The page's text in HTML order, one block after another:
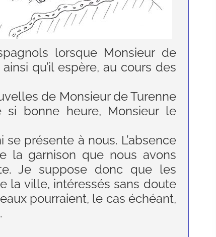
lorsque Monsieur de
qu’il espère, au cours des
de Monsieur de Turenne
bonne heure, Monsieur le
présente à nous. L’absence
la garnison que nous avons
Je suppose donc que les
la ville, intéressés sans doute
pourraient, le cas échéant,